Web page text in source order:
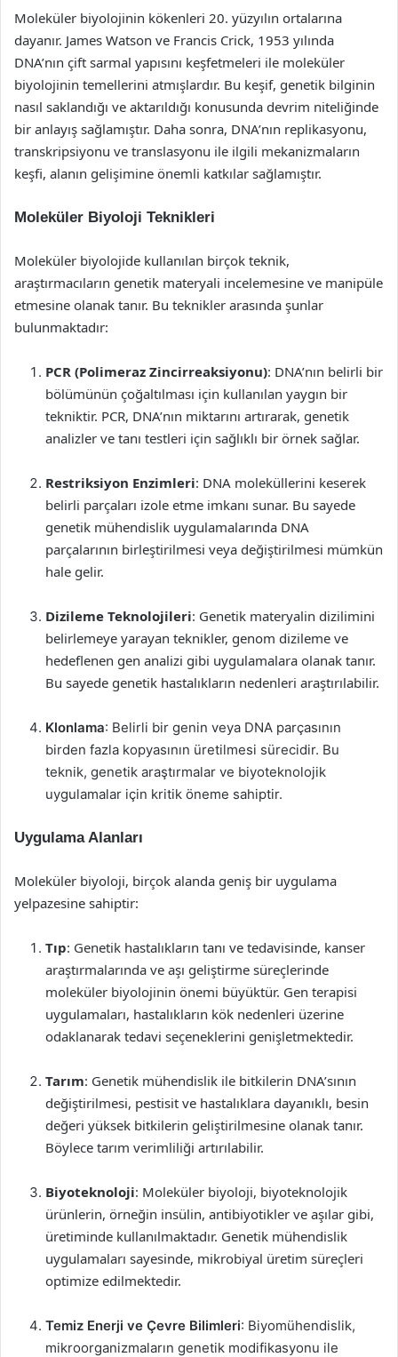
Moleküler biyolojinin kökenleri 20. yüzyılın ortalarına
dayanır. James Watson ve Francis Crick, 1953 yılında
DNA’nın çift sarmal yapısını keşfetmeleri ile moleküler
biyolojinin temellerini atmışlardır. Bu keşif, genetik bilginin
nasıl saklandığı ve aktarıldığı konusunda devrim niteliğinde
bir anlayış sağlamıştır. Daha sonra, DNA’nın replikasyonu,
transkripsiyonu ve translasyonu ile ilgili mekanizmaların
keşfi, alanın gelişimine önemli katkılar sağlamıştır.
Moleküler Biyoloji Teknikleri
Moleküler biyolojide kullanılan birçok teknik,
araştırmacıların genetik materyali incelemesine ve manipüle
etmesine olanak tanır. Bu teknikler arasında şunlar
bulunmaktadır:
PCR (Polimeraz Zincirreaksiyonu): DNA’nın belirli bir
bölümünün çoğaltılması için kullanılan yaygın bir
tekniktir. PCR, DNA’nın miktarını artırarak, genetik
analizler ve tanı testleri için sağlıklı bir örnek sağlar.
Restriksiyon Enzimleri: DNA moleküllerini keserek
belirli parçaları izole etme imkanı sunar. Bu sayede
genetik mühendislik uygulamalarında DNA
parçalarının birleştirilmesi veya değiştirilmesi mümkün
hale gelir.
Dizileme Teknolojileri: Genetik materyalin dizilimini
belirlemeye yarayan teknikler, genom dizileme ve
hedeflenen gen analizi gibi uygulamalara olanak tanır.
Bu sayede genetik hastalıkların nedenleri araştırılabilir.
Klonlama: Belirli bir genin veya DNA parçasının
birden fazla kopyasının üretilmesi sürecidir. Bu
teknik, genetik araştırmalar ve biyoteknolojik
uygulamalar için kritik öneme sahiptir.
Uygulama Alanları
Moleküler biyoloji, birçok alanda geniş bir uygulama
yelpazesine sahiptir:
Tıp: Genetik hastalıkların tanı ve tedavisinde, kanser
araştırmalarında ve aşı geliştirme süreçlerinde
moleküler biyolojinin önemi büyüktür. Gen terapisi
uygulamaları, hastalıkların kök nedenleri üzerine
odaklanarak tedavi seçeneklerini genişletmektedir.
Tarım: Genetik mühendislik ile bitkilerin DNA’sının
değiştirilmesi, pestisit ve hastalıklara dayanıklı, besin
değeri yüksek bitkilerin geliştirilmesine olanak tanır.
Böylece tarım verimliliği artırılabilir.
Biyoteknoloji: Moleküler biyoloji, biyoteknolojik
ürünlerin, örneğin insülin, antibiyotikler ve aşılar gibi,
üretiminde kullanılmaktadır. Genetik mühendislik
uygulamaları sayesinde, mikrobiyal üretim süreçleri
optimize edilmektedir.
Temiz Enerji ve Çevre Bilimleri: Biyomühendislik,
mikroorganizmaların genetik modifikasyonu ile